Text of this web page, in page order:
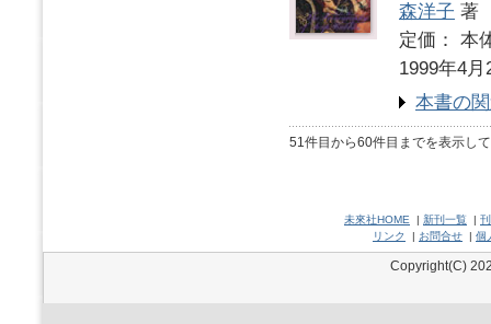
森洋子 著
定価：
1999年4月
本書の
51件目から60件目までを表示し
未來社HOME | 新刊一覧 |
リンク
| お問合せ | 個
Copyright(C)